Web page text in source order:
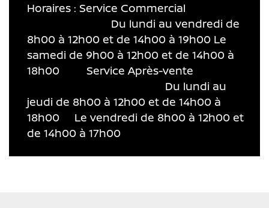
Horaires : Service Commercial
Du lundi au vendredi de
8h00 à 12h00 et de 14h00 à 19h00 Le
samedi de 9h00 à 12h00 et de 14h00 à
18h00 Service Après-vente
Du lundi au
jeudi de 8h00 à 12h00 et de 14h00 à
18h00 Le vendredi de 8h00 à 12h00 et
de 14h00 à 17h00